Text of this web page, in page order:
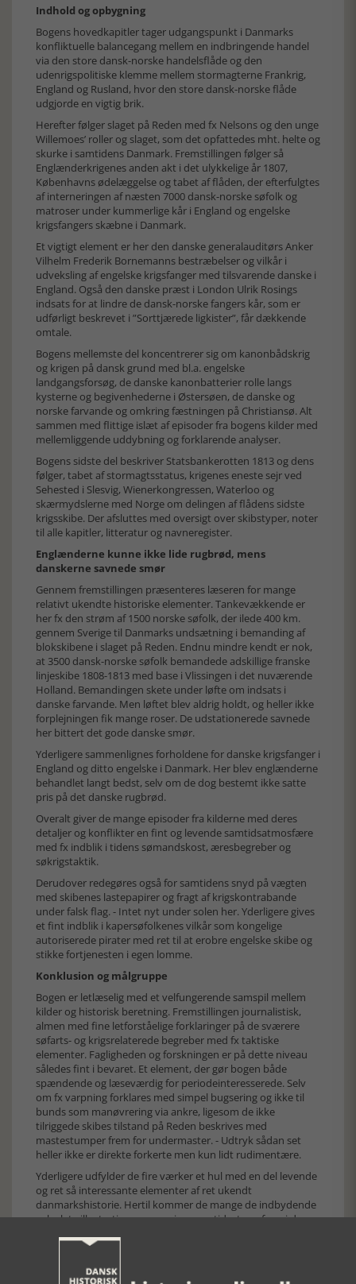
Indhold og opbygning
Bogens hovedkapitler tager udgangspunkt i Danmarks
konfliktuelle balancegang mellem en indbringende handel
via den store dansk-norske handelsflåde og den
udenrigspolitiske klemme mellem stormagterne Frankrig,
England og Rusland, hvor den store dansk-norske flåde
udgjorde en vigtig brik.
Herefter følger slaget på Reden med fx Nelsons og den unge
Willemoes’ roller og slaget, som det opfattedes mht. helte og
skurke i samtidens Danmark. Fremstillingen følger så
Englænderkrigenes anden akt i det ulykkelige år 1807,
Københavns ødelæggelse og tabet af flåden, der efterfulgtes
af interneringen af næsten 7000 dansk-norske søfolk og
matroser under kummerlige kår i England og engelske
krigsfangers skæbne i Danmark.
Et vigtigt element er her den danske generalauditørs Anker
Vilhelm Frederik Bornemanns bestræbelser og vilkår i
udveksling af engelske krigsfanger med tilsvarende danske i
England. Også den danske præst i London Ulrik Rosings
indsats for at lindre de dansk-norske fangers kår, som er
udførligt beskrevet i ”Sorttjærede ligkister”, får dækkende
omtale.
Bogens mellemste del koncentrerer sig om kanonbådskrig
og krigen på dansk grund med bl.a. engelske
landgangsforsøg, de danske kanonbatterier rolle langs
kysterne og begivenhederne i Østersøen, de danske og
norske farvande og omkring fæstningen på Christiansø. Alt
sammen med flittige islæt af episoder fra bogens kilder med
mellemliggende uddybning og forklarende analyser.
Bogens sidste del beskriver Statsbankerotten 1813 og dens
følger, tabet af stormagtsstatus, krigenes eneste sejr ved
Sehested i Slesvig, Wienerkongressen, Waterloo og
skærmydslerne med Norge om delingen af flådens sidste
krigsskibe. Der afsluttes med oversigt over skibstyper, noter
til alle kapitler, litteratur og navneregister.
Englænderne kunne ikke lide rugbrød, mens
danskerne savnede smør
Gennem fremstillingen præsenteres læseren for mange
relativt ukendte historiske elementer. Tankevækkende er
her fx den strøm af 1500 norske søfolk, der ilede 400 km.
gennem Sverige til Danmarks undsætning i bemanding af
blokskibene i slaget på Reden. Endnu mindre kendt er nok,
at 3500 dansk-norske søfolk bemandede adskillige franske
linjeskibe 1808-1813 med base i Vlissingen i det nuværende
Holland. Bemandingen skete under løfte om indsats i
danske farvande. Men løftet blev aldrig holdt, og heller ikke
forplejningen fik mange roser. De udstationerede savnede
her bittert det gode danske smør.
Yderligere sammenlignes forholdene for danske krigsfanger i
England og ditto engelske i Danmark. Her blev englænderne
behandlet langt bedst, selv om de dog bestemt ikke satte
pris på det danske rugbrød.
Overalt giver de mange episoder fra kilderne med deres
detaljer og konflikter en fint og levende samtidsatmosfære
med fx indblik i tidens sømandskost, æresbegreber og
søkrigstaktik.
Derudover redegøres også for samtidens snyd på vægten
med skibenes lastepapirer og fragt af krigskontrabande
under falsk flag. - Intet nyt under solen her. Yderligere gives
et fint indblik i kapersøfolkenes vilkår som kongelige
autoriserede pirater med ret til at erobre engelske skibe og
stikke fortjenesten i egen lomme.
Konklusion og målgruppe
Bogen er letlæselig med et velfungerende samspil mellem
kilder og historisk beretning. Fremstillingen journalistisk,
almen med fine letforståelige forklaringer på de sværere
søfarts- og krigsrelaterede begreber med fx taktiske
elementer. Fagligheden og forskningen er på dette niveau
således fint i bevaret. Et element, der gør bogen både
spændende og læseværdig for periodeinteresserede. Selv
om fx varpning forklares med simpel bugsering og ikke til
bunds som manøvrering via ankre, ligesom de ikke
tilriggede skibes tilstand på Reden beskrives med
mastestumper frem for undermaster. - Udtryk sådan set
heller ikke er direkte forkerte men kun lidt rudimentære.
Yderligere udfylder de fire værker et hul med en del levende
og ret så interessante elementer af ret ukendt
danmarkshistorie. Hertil kommer de mange de indbydende
velvalgte illustrationer, som giver samtidsatmosfære i deres